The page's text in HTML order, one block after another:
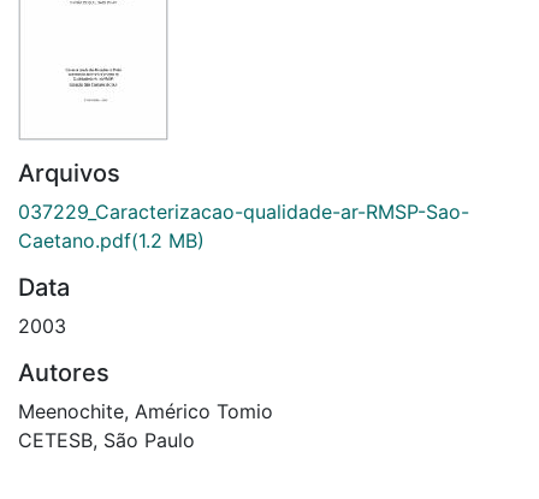
Arquivos
037229_Caracterizacao-qualidade-ar-RMSP-Sao-
Caetano.pdf(1.2 MB)
Data
2003
Autores
Meenochite, Américo Tomio
CETESB, São Paulo